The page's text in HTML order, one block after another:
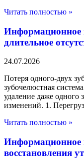
Читать полностью »
Информационное
длительное
24.07.2026
Потеря одного-двух
зубочелюстная
удаление даже одного
изменений. 1.
Читать полностью »
Информационное
восстановления